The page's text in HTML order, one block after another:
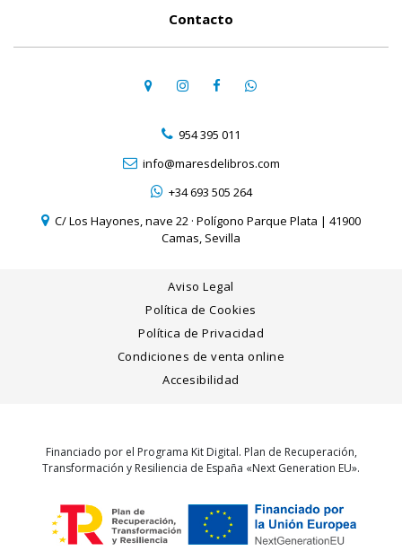
Contacto
954 395 011
info@maresdelibros.com
+34 693 505 264
C/ Los Hayones, nave 22 · Polígono Parque Plata | 41900
Camas, Sevilla
Aviso Legal
Política de Cookies
Política de Privacidad
Condiciones de venta online
Accesibilidad
Financiado por el Programa Kit Digital. Plan de Recuperación,
Transformación y Resiliencia de España «Next Generation EU».